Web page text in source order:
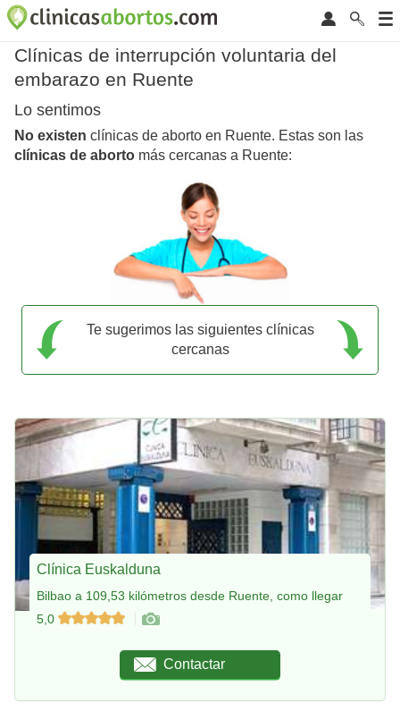
Clínicas de interrupción voluntaria del
embarazo en Ruente
Lo sentimos
No existen clínicas de aborto en Ruente. Estas son las
clínicas de aborto más cercanas a Ruente:
Te sugerimos las siguientes clínicas
cercanas
Clínica Euskalduna
Bilbao a 109,53 kilómetros desde Ruente, como llegar
5,0
Contactar